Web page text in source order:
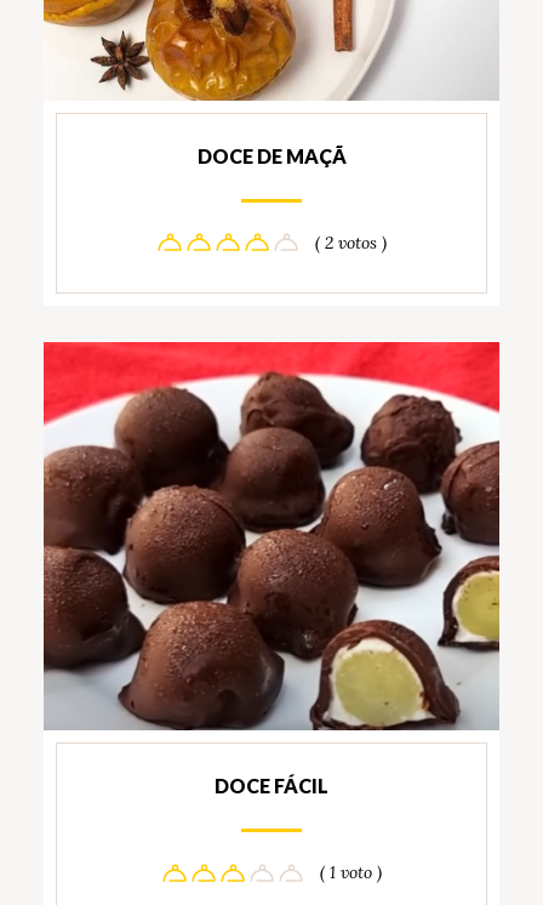
DOCE DE MAÇÃ
( 2 votos )
DOCE FÁCIL
( 1 voto )